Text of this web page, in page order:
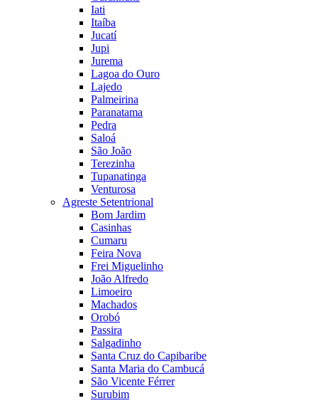
Iati
Itaíba
Jucatí
Jupi
Jurema
Lagoa do Ouro
Lajedo
Palmeirina
Paranatama
Pedra
Saloá
São João
Terezinha
Tupanatinga
Venturosa
Agreste Setentrional
Bom Jardim
Casinhas
Cumaru
Feira Nova
Frei Miguelinho
João Alfredo
Limoeiro
Machados
Orobó
Passira
Salgadinho
Santa Cruz do Capibaribe
Santa Maria do Cambucá
São Vicente Férrer
Surubim